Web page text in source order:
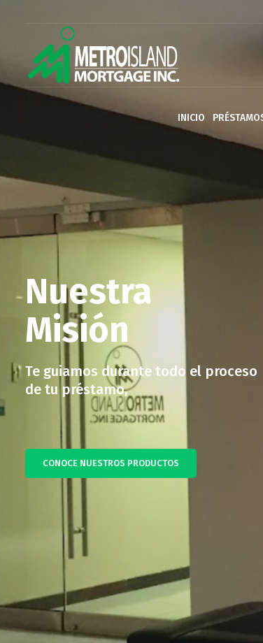
INICIO
Nuestra
Misión
Te guiamos durante todo el proceso
de tu préstamo,
CONOCE NUESTROS PRODUCTOS